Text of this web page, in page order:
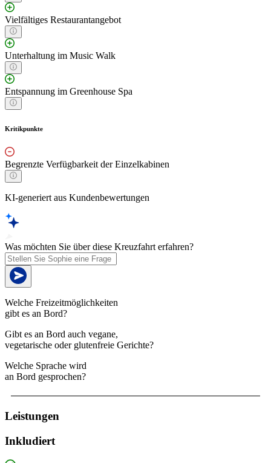
Vielfältiges Restaurantangebot
Unterhaltung im Music Walk
Entspannung im Greenhouse Spa
Kritikpunkte
Begrenzte Verfügbarkeit der Einzelkabinen
KI-generiert aus Kundenbewertungen
Was möchten Sie über diese Kreuzfahrt erfahren?
Welche Freizeitmöglichkeiten
gibt es an Bord?
Gibt es an Bord auch vegane,
vegetarische oder glutenfreie Gerichte?
Welche Sprache wird
an Bord gesprochen?
Leistungen
Inkludiert